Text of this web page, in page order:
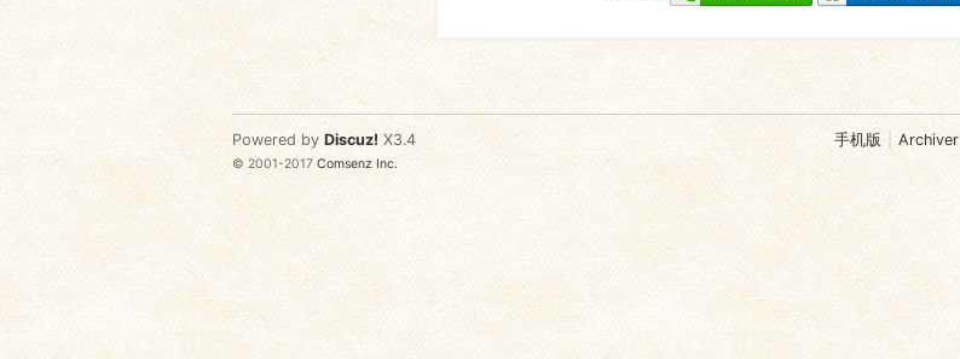
手机版 Archiver
Powered by Discuz! X3.4
© 2001-2017Comsenz Inc.